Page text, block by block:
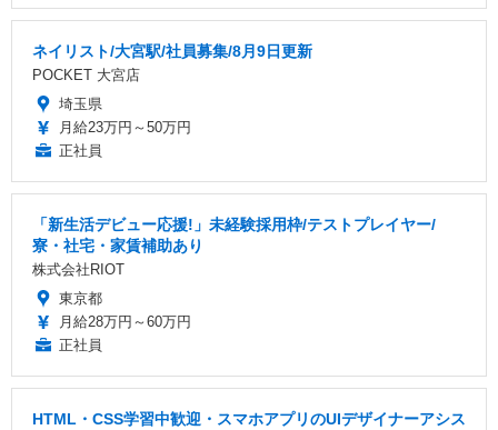
ネイリスト/大宮駅/社員募集/8月9日更新
POCKET 大宮店
埼玉県
月給23万円～50万円
正社員
「新生活デビュー応援!」未経験採用枠/テストプレイヤー/
寮・社宅・家賃補助あり
株式会社RIOT
東京都
月給28万円～60万円
正社員
HTML・CSS学習中歓迎・スマホアプリのUIデザイナーアシス